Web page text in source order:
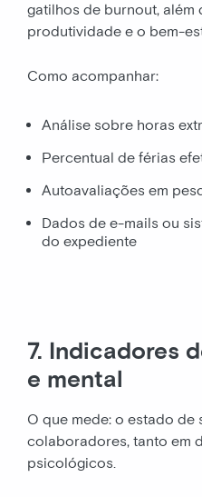
gatilhos de burnout, além
produtividade e o bem-
Como acompanhar:
Análise sobre horas
Percentual de férias
Autoavaliações em
Dados de e-mails ou
do expediente
7. Indicadores
e mental
O que mede: o estado de
colaboradores, tanto em
psicológicos.